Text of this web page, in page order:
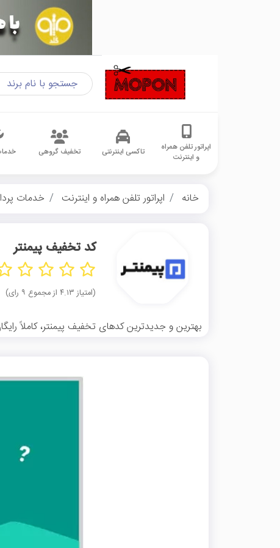
اپراتور تلفن همراه
و اینترنت
تاکسی اینترنتی تخفیف گروهی
خانه اپراتور تلفن همراه و اینترنت خدمات
کد تخفیف پیمنتر
(امتیاز ۴.۱۳ از مجموع ۹ رای)
بهترین و جدیدترین کدهای تخفیف پیمنتر، کاملاً